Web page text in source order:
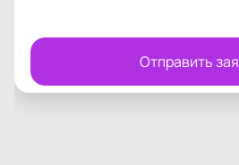
Отправить